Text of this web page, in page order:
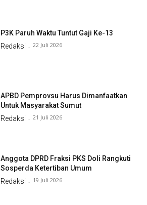
P3K Paruh Waktu Tuntut Gaji Ke-13
Redaksi - 22 Juli 2026
APBD Pemprovsu Harus Dimanfaatkan
Untuk Masyarakat Sumut
Redaksi - 21 Juli 2026
Anggota DPRD Fraksi PKS Doli Rangkuti
Sosperda Ketertiban Umum
Redaksi - 19 Juli 2026